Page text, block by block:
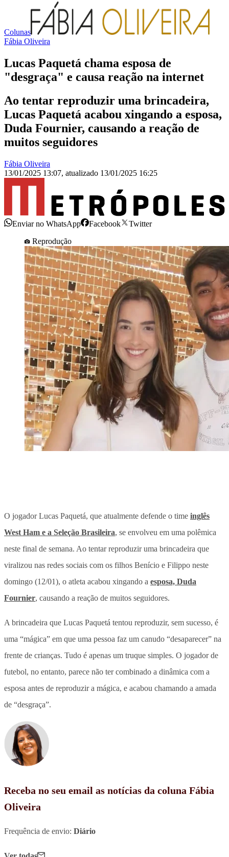
Colunas
Fábia Oliveira
Lucas Paquetá chama esposa de
"desgraça" e causa reação na internet
Ao tentar reproduzir uma brincadeira,
Lucas Paquetá acabou xingando a esposa,
Duda Fournier, causando a reação de
muitos seguidores
Fábia Oliveira
13/01/2025 13:07, atualizado 13/01/2025 16:25
Enviar no WhatsApp Facebook
Twitter
Reprodução
O jogador Lucas Paquetá, que atualmente defende o time inglês
West Ham e a Seleção Brasileira, se envolveu em uma polêmica
neste final de semana. Ao tentar reproduzir uma brincadeira que
viralizou nas redes sociais com os filhos Benício e Filippo neste
domingo (12/01), o atleta acabou xingando a esposa, Duda
Fournier, causando a reação de muitos seguidores.
A brincadeira que Lucas Paquetá tentou reproduzir, sem sucesso, é
uma “mágica” em que uma pessoa faz um canudo “desaparecer” na
frente de crianças. Tudo é apenas um truque simples. O jogador de
futebol, no entanto, parece não ter combinado a dinâmica com a
esposa antes de reproduzir a mágica, e acabou chamando a amada
de “desgraça”.
Receba no seu email as notícias da coluna Fábia
Oliveira
Frequência de envio: Diário